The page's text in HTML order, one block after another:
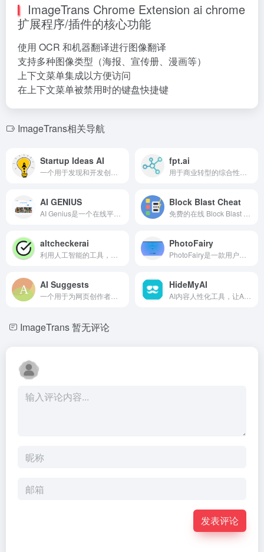
ImageTrans Chrome Extension ai chrome
扩展程序/插件的核心功能
使用 OCR 和机器翻译进行图像翻译
支持多种图像类型（海报、宣传册、漫画等）
上下文菜单集成以方便访问
在上下文菜单被禁用时的键盘快捷键
ImageTrans相关导航
Startup Ideas AI fpt.ai
AI GENIUS Block Blast Cheat
altcheckerai PhotoFairy
AI Suggests HideMyAI
ImageTrans暂无评论
发表评论